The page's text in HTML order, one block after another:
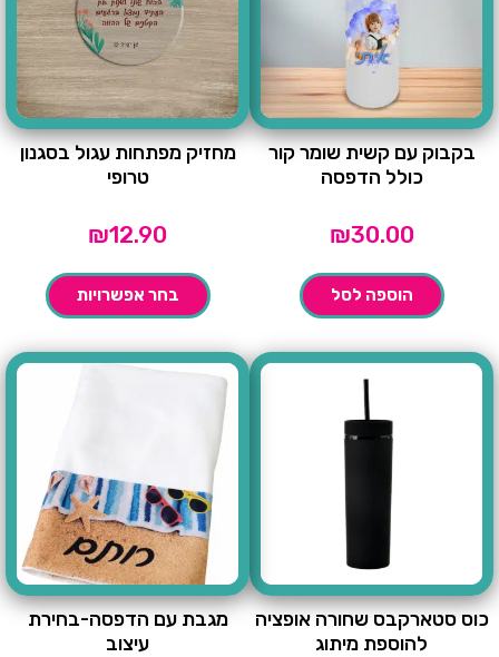
בקבוק עם קשית שומר קור
כולל הדפסה
₪30.00
הוספה לסל
מחזיק מפתחות עגול בסגנון
טרופי
₪12.90
בחר אפשרויות
כוס סטארקבס שחורה אופציה
להוספת מיתוג
מגבת עם הדפסה-בחירת
עיצוב